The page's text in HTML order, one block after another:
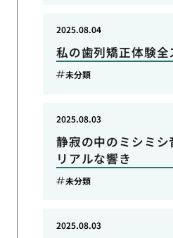
私の歯列矯正体験全
2025.08.04
未分類
静寂の中のミシミ
リアルな響き
2025.08.03
未分類
2025.08.03